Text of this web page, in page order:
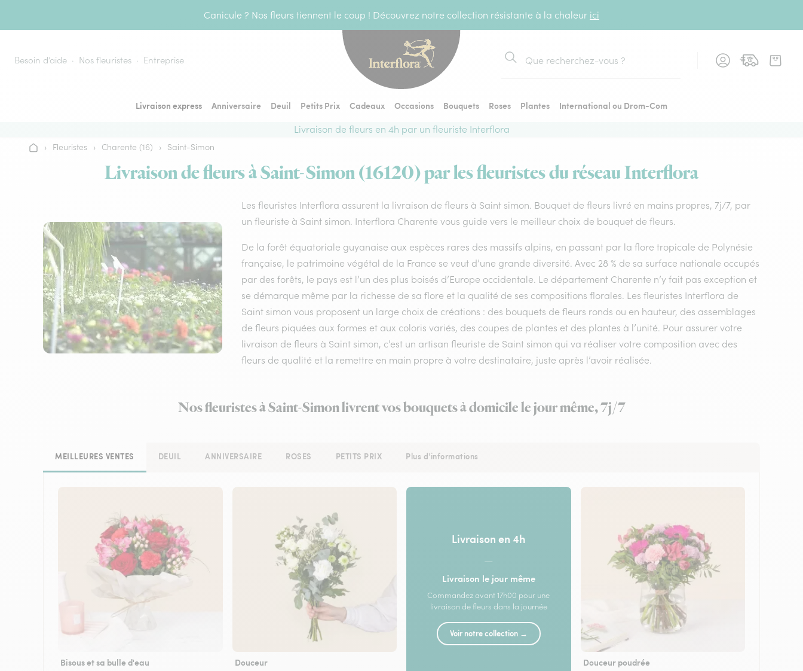
Canicule ? Nos fleurs tiennent le coup ! Découvrez notre collection résistante à la chaleur ici
Besoin d’aide Nos fleuristes Entreprise
Rechercher
Livraison express Anniversaire Deuil Petits Prix Cadeaux Occasions Bouquets Roses Plantes
International ou Drom-Com
Livraison de fleurs en 4h par un fleuriste Interflora
Accueil
› Fleuristes › Charente (16) › Saint-Simon
Livraison de fleurs à Saint-Simon (16120) par les fleuristes du réseau Interflora
Les fleuristes Interflora assurent la livraison de fleurs à Saint simon. Bouquet de fleurs livré en mains propres, 7j/7, par
un fleuriste à Saint simon. Interflora Charente vous guide vers le meilleur choix de bouquet de fleurs.
De la forêt équatoriale guyanaise aux espèces rares des massifs alpins, en passant par la flore tropicale de Polynésie
française, le patrimoine végétal de la France se veut d’une grande diversité. Avec 28 % de sa surface nationale occupés
par des forêts, le pays est l’un des plus boisés d’Europe occidentale. Le département Charente n’y fait pas exception et
se démarque même par la richesse de sa flore et la qualité de ses compositions florales. Les fleuristes Interflora de
Saint simon vous proposent un large choix de créations : des bouquets de fleurs ronds ou en hauteur, des assemblages
de fleurs piquées aux formes et aux coloris variés, des coupes de plantes et des plantes à l’unité. Pour assurer votre
livraison de fleurs à Saint simon, c’est un artisan fleuriste de Saint simon qui va réaliser votre composition avec des
fleurs de qualité et la remettre en main propre à votre destinataire, juste après l’avoir réalisée.
Nos fleuristes à Saint-Simon livrent vos bouquets à domicile le jour même, 7j/7
MEILLEURES VENTES DEUIL ANNIVERSAIRE ROSES PETITS PRIX Plus d'informations
Bisous et sa bulle d'eau Douceur
Livraison en 4h
—
Livraison le jour même
Commandez avant 17h00 pour une
livraison de fleurs dans la journée
Voir notre collection →
Douceur poudrée